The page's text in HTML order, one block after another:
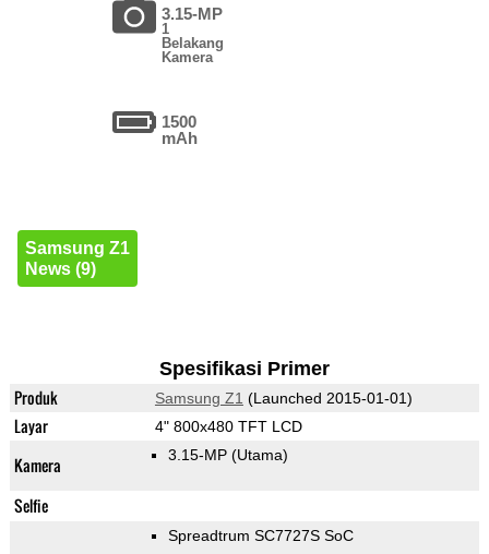
3.15-MP
1
Belakang
Kamera
1500
mAh
Samsung Z1
News (9)
Spesifikasi Primer
Produk Samsung Z1 (Launched 2015-01-01)
Layar 4" 800x480 TFT LCD
Kamera 3.15-MP (Utama)
Selfie
Spreadtrum SC7727S SoC